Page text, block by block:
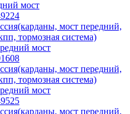
мост
мост передний,
тормозная система)
мост
мост передний,
тормозная система)
мост
мост передний,